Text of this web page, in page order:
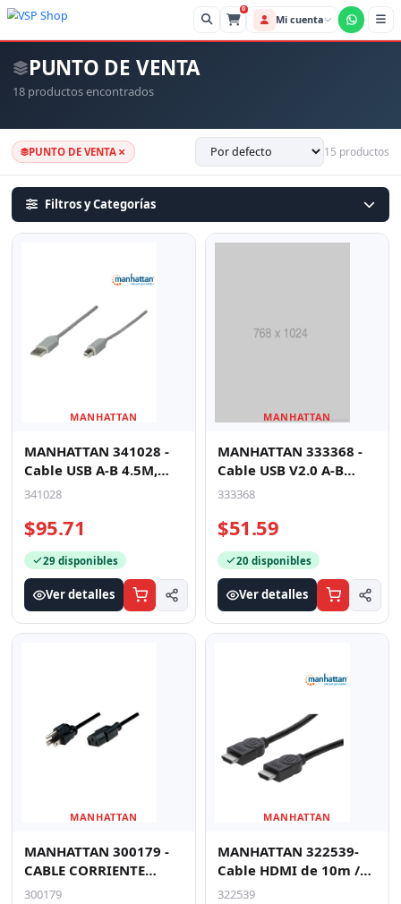
Mi
PUNTO DE VENTA
18 productos encontrados
PUNTO DE VENTA × 15 productos
Filtros y Categorías
MANHATTAN
MANHATTAN 341028 -
Cable USB A-B 4.5M,
Gris
341028
$95.71
29 disponibles
Ver detalles
MANHATTAN
MANHATTAN 333368 -
Cable USB V2.0 A-B
1.8M, Negro
333368
$51.59
20 disponibles
Ver detalles
MANHATTAN
MANHATTAN 300179 -
CABLE CORRIENTE
CPU/MON-PARED 1.8M
300179
MANHATTAN
MANHATTAN 322539-
Cable HDMI de 10m /
Alta Velocidad / Macho
322539